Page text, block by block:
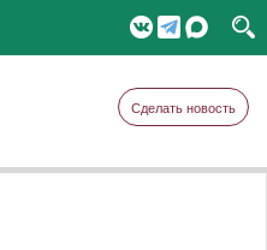
Сделать новость